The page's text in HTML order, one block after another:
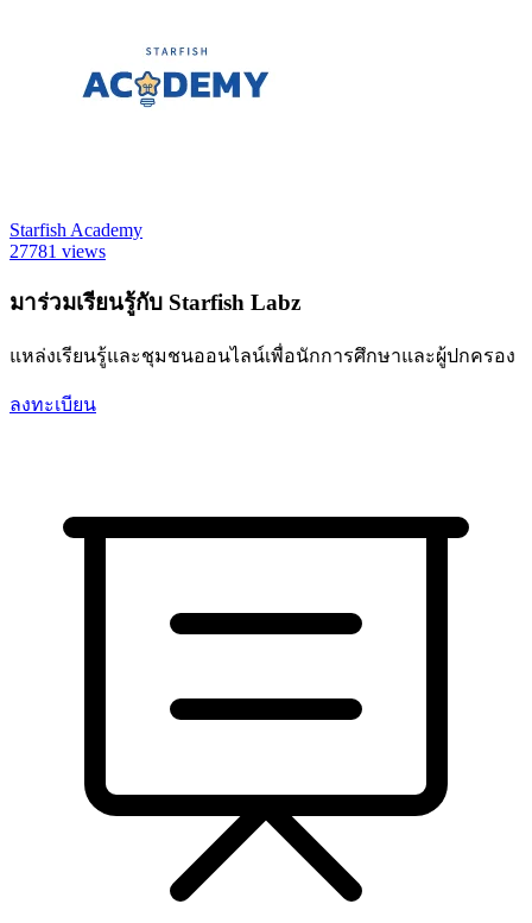
Starfish Academy
27781 views
มาร่วมเรียนรู้กับ Starfish Labz
แหล่งเรียนรู้และชุมชนออนไลน์เพื่อนักการศึกษาและผู้ปกครอง
ลงทะเบียน